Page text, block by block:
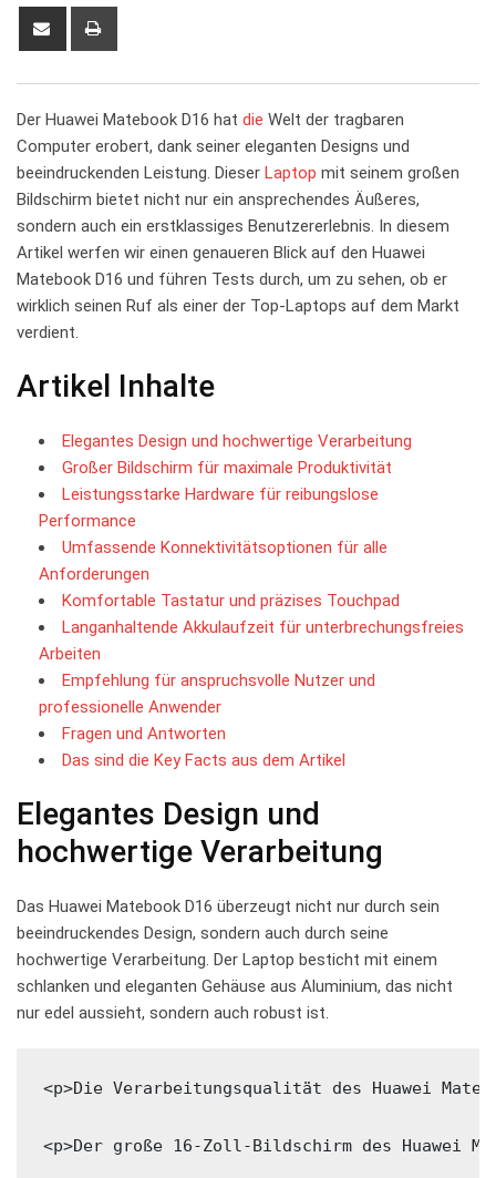
Share
Der Huawei Matebook D16 hat die ​Welt der tragbaren
Computer erobert,⁤ dank seiner eleganten Designs ‍und
beeindruckenden Leistung. Dieser Laptop mit seinem großen
⁤Bildschirm bietet ⁢nicht nur ein ansprechendes Äußeres,
sondern auch ein erstklassiges Benutzererlebnis. In diesem
Artikel werfen wir einen genaueren Blick auf den Huawei
Matebook D16 und führen Tests durch, um ⁢zu ‍sehen, ⁢ob er
wirklich‍ seinen Ruf als einer der Top-Laptops auf dem ⁢Markt
verdient.
Artikel Inhalte
Elegantes Design und hochwertige Verarbeitung
Großer Bildschirm für maximale‌ Produktivität
Leistungsstarke Hardware für reibungslose
Performance
Umfassende Konnektivitätsoptionen für alle
Anforderungen
Komfortable ‍Tastatur und präzises Touchpad
Langanhaltende Akkulaufzeit für unterbrechungsfreies
Arbeiten
Empfehlung für anspruchsvolle Nutzer und
professionelle Anwender
Fragen und Antworten
Das sind die Key Facts⁤ aus dem Artikel
Elegantes Design ‍und
‍hochwertige Verarbeitung
Das Huawei Matebook D16 überzeugt nicht nur durch ‌sein
beeindruckendes Design, sondern auch durch seine​
hochwertige Verarbeitung. Der Laptop besticht mit ⁣einem
schlanken und‌ eleganten Gehäuse aus Aluminium, das nicht
nur‍ edel aussieht, ‍sondern auch robust ist.
<p>Die Verarbeitungsqualität des Huawei
<p>Der große 16-Zoll-Bildschirm des Huawei